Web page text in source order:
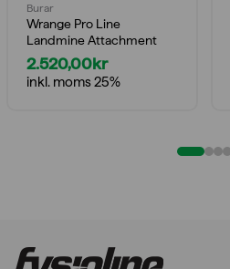
Burar
Wrange Pro Line
Landmine Attachment
2.520,00kr
inkl. moms 25%